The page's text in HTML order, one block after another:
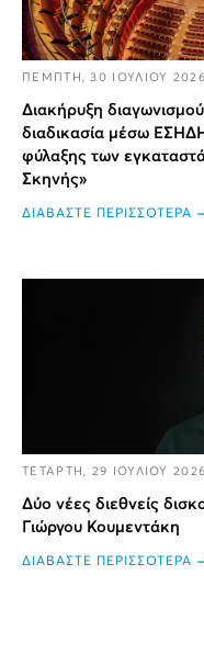
ΠΕΜΠΤΗ, 30 ΙΟΥΛΙΟΥ 2026
Διακήρυξη
διαδικασία μέσω
φύλαξης των
Σκηνής»
ΔΙΑΒΑΣΤΕ ΠΕΡΙΣΣΟΤΕΡΑ
ΤΕΤΑΡΤΗ, 29 ΙΟΥΛΙΟΥ 2026
Δύο νέες διεθνείς
Γιώργου Κουμεντάκη
ΔΙΑΒΑΣΤΕ ΠΕΡΙΣΣΟΤΕΡΑ